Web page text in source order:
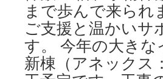
まで歩んで来ら
ご支援と温かいサ
す。 今年の大き
新棟（アネックス